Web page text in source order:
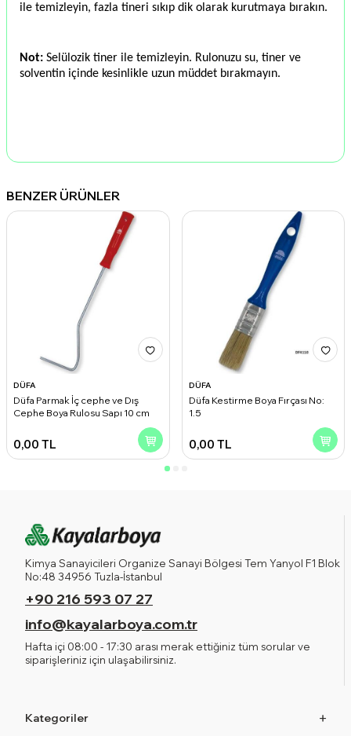
ile temizleyin, fazla tineri sıkıp dik olarak kurutmaya bırakın.
Not: Selülozik tiner ile temizleyin. Rulonuzu su, tiner ve
solventin içinde kesinlikle uzun müddet bırakmayın.
BENZER ÜRÜNLER
DÜFA
Düfa Parmak İç cephe ve Dış
Cephe Boya Rulosu Sapı 10 cm
0,00 TL
DÜFA
Düfa Kestirme Boya Fırçası No:
1.5
0,00 TL
Kimya Sanayicileri Organize Sanayi Bölgesi Tem Yanyol F1 Blok
No:48 34956 Tuzla-İstanbul
+90 216 593 07 27
info@kayalarboya.com.tr
Hafta içi 08:00 - 17:30 arası merak ettiğiniz tüm sorular ve
siparişleriniz için ulaşabilirsiniz.
Kategoriler